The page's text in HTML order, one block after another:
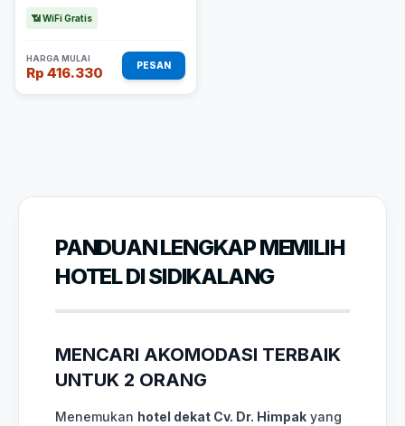
📶 WiFi Gratis
HARGA MULAI
Rp 416.330 PESAN
PANDUAN LENGKAP MEMILIH
HOTEL DI SIDIKALANG
MENCARI AKOMODASI TERBAIK
UNTUK 2 ORANG
Menemukan hotel dekat Cv. Dr. Himpak yang